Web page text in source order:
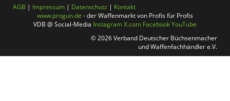
AGB | Impressum | Datenschutz | Kontakt
www.progun.de - der Waffenmarkt von Profis für Profis
VDB @ Social-Media InstagramX.com FacebookYouTube
© 2026 Verband Deutscher Büchsenmacher
und Waffenfachhändler e.V.